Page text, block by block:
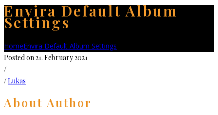
Envira Default Album
Settings
HomeEnvira Default Album Settings
Posted on 21. February 2021
/
/Lukas
About Author